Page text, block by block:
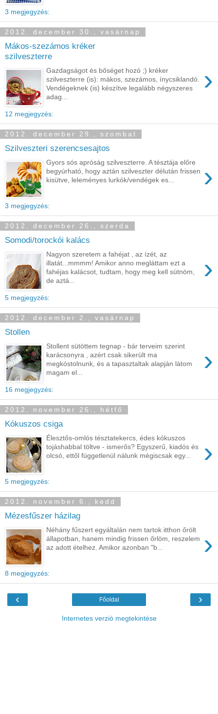
3 megjegyzés:
2012. december 30., vasárnap
Mákos-szezámos kréker
szilveszterre
›
Gazdagságot és bőséget hozó ;) kréker
szilveszterre (is): mákos, szezámos, ínycsiklandó.
Vendégeknek (is) készítve legalább négyszeres
adag...
12 megjegyzés:
2012. december 29., szombat
Szilveszteri szerencsesajtos
›
Gyors sós apróság szilveszterre. A tésztája előre
begyúrható, hogy aztán szilveszter délután frissen
kisütve, leleményes lurkók/vendégek es...
3 megjegyzés:
2012. december 26., szerda
Somodi/torockói kalács
›
Nagyon szeretem a fahéjat , az ízét, az
illatát...mmmm! Amikor anno megláttam ezt a
fahéjas kalácsot, tudtam, hogy meg kell sütnöm,
de aztá...
5 megjegyzés:
2012. december 2., vasárnap
Stollen
›
Stollent sütöttem tegnap - bár terveim szerint
karácsonyra , azért csak sikerült ma
megkóstolnunk, és a tapasztaltak alapján látom
magam el...
16 megjegyzés:
2012. november 26., hétfő
Kókuszos csiga
›
Élesztős-omlós tésztatekercs, édes kókuszos
tojáshabbal töltve - ismerős? Egyszerű, kiadós és
olcsó, ettől függetlenül nálunk mégiscsak egy...
5 megjegyzés:
2012. november 6., kedd
Mézesfűszer házilag
›
Néhány fűszert egyáltalán nem tartok itthon őrölt
állapotban, hanem mindig frissen őrlöm, reszelem
az adott ételhez. Amikor azonban "b...
8 megjegyzés:
‹ ›
Főoldal
Internetes verzió megtekintése